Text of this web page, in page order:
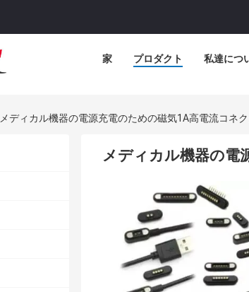
家 プロダクト 私達につ
メディカル機器の電源充電のための磁気1A高電流コネ
メディカル機器の電